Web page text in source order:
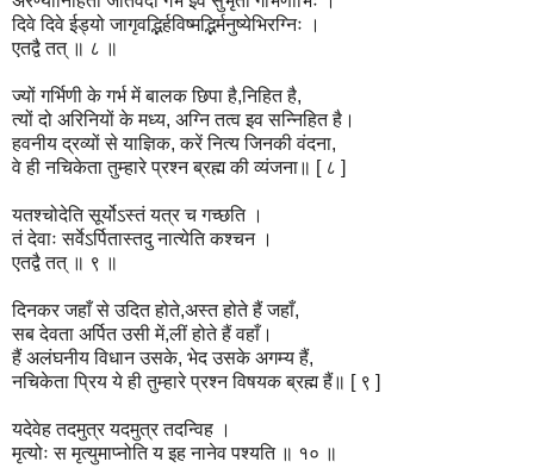
दिवे दिवे ईड्यो जागृवद्भिर्हविष्मद्भिर्मनुष्येभिरग्निः ।
एतद्वै तत् ॥ ८ ॥
ज्यों गर्भिणी के गर्भ में बालक छिपा है,निहित है,
त्यों दो अरिनियों के मध्य, अग्नि तत्व इव सन्निहित है।
हवनीय द्रव्यों से याज्ञिक, करें नित्य जिनकी वंदना,
वे ही नचिकेता तुम्हारे प्रश्न ब्रह्म की व्यंजना॥ [ ८ ]
यतश्चोदेति सूर्योऽस्तं यत्र च गच्छति ।
तं देवाः सर्वेऽर्पितास्तदु नात्येति कश्चन ।
एतद्वै तत् ॥ ९ ॥
दिनकर जहाँ से उदित होते,अस्त होते हैं जहाँ,
सब देवता अर्पित उसी में,लीं होते हैं वहाँ।
हैं अलंघनीय विधान उसके, भेद उसके अगम्य हैं,
नचिकेता प्रिय ये ही तुम्हारे प्रश्न विषयक ब्रह्म हैं॥ [ ९ ]
यदेवेह तदमुत्र यदमुत्र तदन्विह ।
मृत्योः स मृत्युमाप्नोति य इह नानेव पश्यति ॥ १० ॥